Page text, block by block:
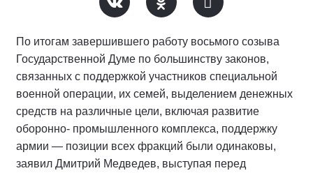
По итогам завершившего работу восьмого созыва
Государственной Думе по большинству законов,
связанных с поддержкой участников специальной
военной операции, их семей, выделением денежных
средств на различные цели, включая развитие
оборонно- промышленного комплекса, поддержку
армии — позиции всех фракций были одинаковы,
заявил Дмитрий Медведев, выступая перед